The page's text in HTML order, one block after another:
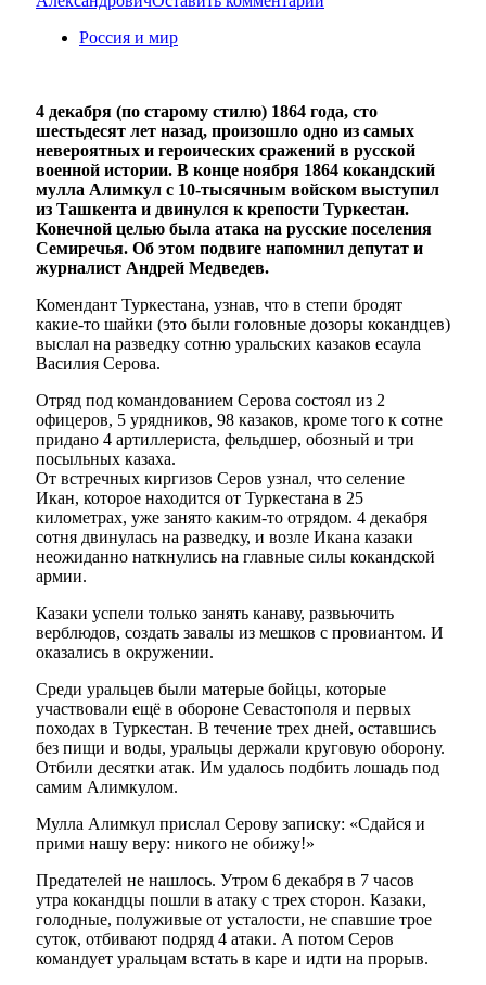
Россия и мир
4 декабря (по старому стилю) 1864 года, сто
шестьдесят лет назад, произошло одно из самых
невероятных и героических сражений в русской
военной истории. В конце ноября 1864 кокандский
мулла Алимкул с 10-тысячным войском выступил
из Ташкента и двинулся к крепости Туркестан.
Конечной целью была атака на русские поселения
Семиречья. Об этом подвиге напомнил депутат и
журналист Андрей Медведев.
Комендант Туркестана, узнав, что в степи бродят
какие-то шайки (это были головные дозоры кокандцев)
выслал на разведку сотню уральских казаков есаула
Василия Серова.
Отряд под командованием Серова состоял из 2
офицеров, 5 урядников, 98 казаков, кроме того к сотне
придано 4 артиллериста, фельдшер, обозный и три
посыльных казаха.
От встречных киргизов Серов узнал, что селение
Икан, которое находится от Туркестана в 25
километрах, уже занято каким-то отрядом. 4 декабря
сотня двинулась на разведку, и возле Икана казаки
неожиданно наткнулись на главные силы кокандской
армии.
Казаки успели только занять канаву, развьючить
верблюдов, создать завалы из мешков с провиантом. И
оказались в окружении.
Среди уральцев были матерые бойцы, которые
участвовали ещё в обороне Севастополя и первых
походах в Туркестан. В течение трех дней, оставшись
без пищи и воды, уральцы держали круговую оборону.
Отбили десятки атак. Им удалось подбить лошадь под
самим Алимкулом.
Мулла Алимкул прислал Серову записку: «Сдайся и
прими нашу веру: никого не обижу!»
Предателей не нашлось. Утром 6 декабря в 7 часов
утра кокандцы пошли в атаку с трех сторон. Казаки,
голодные, полуживые от усталости, не спавшие трое
суток, отбивают подряд 4 атаки. А потом Серов
командует уральцам встать в каре и идти на прорыв.